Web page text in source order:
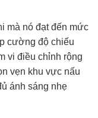
mà nó đạt đến mức
cường độ chiếu
vi điều chỉnh rộng
vẹn khu vực nấu
ánh sáng nhẹ